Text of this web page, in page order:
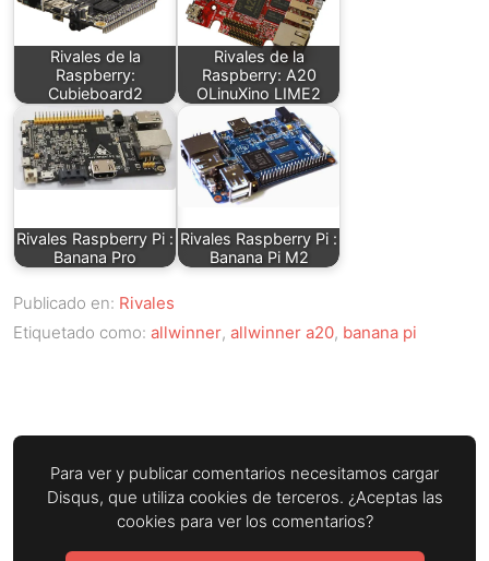
Rivales de la
Raspberry:
Cubieboard2
Rivales de la
Raspberry: A20
OLinuXino LIME2
Rivales Raspberry Pi :
Banana Pro
Rivales Raspberry Pi :
Banana Pi M2
Publicado en: Rivales
Etiquetado como: allwinner, allwinner a20, banana pi
Para ver y publicar comentarios necesitamos cargar
Disqus, que utiliza cookies de terceros. ¿Aceptas las
cookies para ver los comentarios?